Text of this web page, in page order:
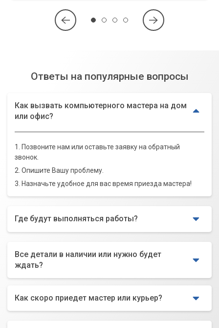
Ответы на популярные вопросы
Как вызвать компьютерного мастера на дом
или офис?
1. Позвоните нам или оставьте заявку на обратный
звонок.
2. Опишите Вашу проблему.
3. Назначьте удобное для вас время приезда мастера!
Где будут выполняться работы?
Все детали в наличии или нужно будет
ждать?
Как скоро приедет мастер или курьер?